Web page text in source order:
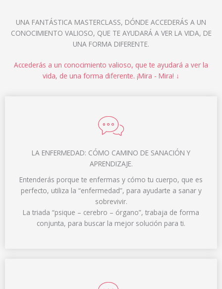
UNA FANTÁSTICA MASTERCLASS, DÓNDE ACCEDERÁS A UN
CONOCIMIENTO VALIOSO, QUE TE AYUDARÁ A VER LA VIDA, DE
UNA FORMA DIFERENTE.
Accederás a un conocimiento valioso, que te ayudará a ver la
vida, de una forma diferente. ¡Mira - Mira! ↓
LA ENFERMEDAD: CÓMO CAMINO DE SANACIÓN Y
APRENDIZAJE.
Entenderás porque te enfermas y cómo tu cuerpo, que es
perfecto, utiliza la “enfermedad”, para ayudarte a sanar y
sobrevivir.
La triada “psique – cerebro – órgano”, trabaja de forma
conjunta, para buscar la mejor solución para ti.